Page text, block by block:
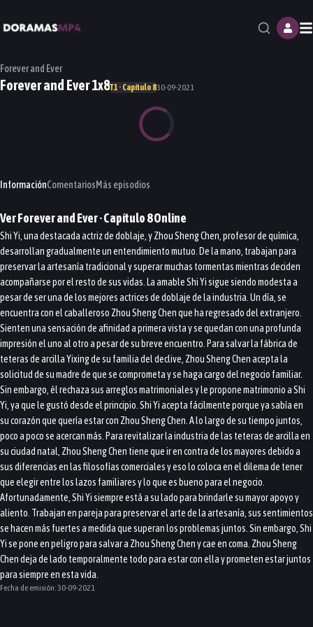
Forever and Ever
Forever and Ever 1x8T1 · Capítulo 830-09-2021
InformaciónComentariosMás episodios
VerForever and Ever· Capítulo8Online
Shi Yi, una destacada actriz de doblaje, y Zhou Sheng Chen, profesor de química,
desarrollan gradualmente un entendimiento mutuo. De la mano, trabajan para
preservar la artesanía tradicional y superar muchas tormentas mientras deciden
acompañarse por el resto de sus vidas. La amable Shi Yi sigue siendo modesta a
pesar de ser una de los mejores actrices de doblaje de la industria. Un día, se
encuentra con el caballeroso Zhou Sheng Chen que ha regresado del extranjero.
Sienten una sensación de afinidad a primera vista y se quedan con una profunda
impresión el uno al otro a pesar de su breve encuentro. Para salvar la fábrica de
teteras de arcilla Yixing de su familia del declive, Zhou Sheng Chen acepta la
solicitud de su madre de que se comprometa y se haga cargo del negocio familiar.
Sin embargo, él rechaza sus arreglos matrimoniales y le propone matrimonio a Shi
Yi, ya que le gustó desde el principio. Shi Yi acepta fácilmente porque ya sabía en
su corazón que quería estar con Zhou Sheng Chen. A lo largo de su tiempo juntos,
poco a poco se acercan más. Para revitalizar la industria de las teteras de arcilla en
su ciudad natal, Zhou Sheng Chen tiene que ir en contra de los mayores debido a
sus diferencias en las filosofías comerciales y eso lo coloca en el dilema de tener
que elegir entre los lazos familiares y lo que es bueno para el negocio.
Afortunadamente, Shi Yi siempre está a su lado para brindarle su mayor apoyo y
aliento. Trabajan en pareja para preservar el arte de la artesanía, sus sentimientos
se hacen más fuertes a medida que superan los problemas juntos. Sin embargo, Shi
Yi se pone en peligro para salvar a Zhou Sheng Chen y cae en coma. Zhou Sheng
Chen deja de lado temporalmente todo para estar con ella y prometen estar juntos
para siempre en esta vida.
Fecha de emisión:30-09-2021